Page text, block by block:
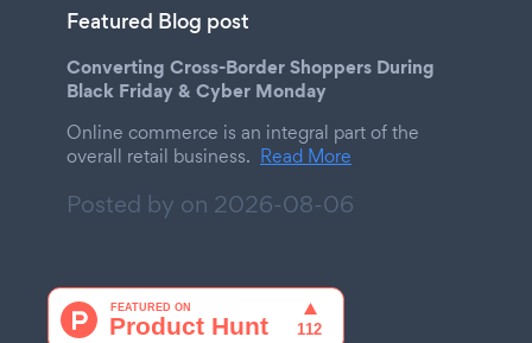
Featured Blog post
Converting Cross-Border Shoppers During
Black Friday & Cyber Monday
Online commerce is an integral part of the
overall retail business. Read More
Posted by on 2026-08-06